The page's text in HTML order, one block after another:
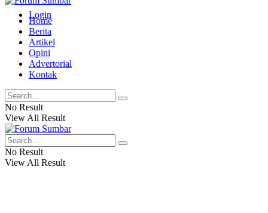
Login
Home
Berita
Artikel
Opini
Advertorial
Kontak
No Result
View All Result
No Result
View All Result